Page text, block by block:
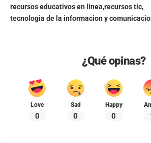
recursos educativos en linea recursos tic
tecnologia de la informacion y
¿Qué opinas?
Love
0
Sad
0
Happy
0